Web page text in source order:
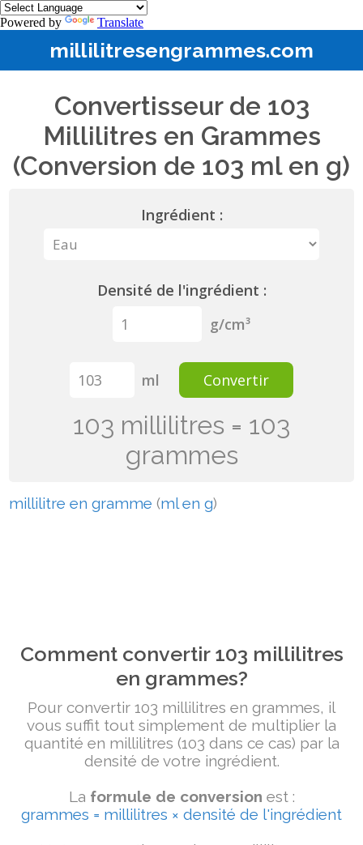
Powered by Translate
millilitresengrammes.com
Convertisseur de 103
Millilitres en Grammes
(Conversion de 103 ml en g)
Ingrédient :
Densité de l'ingrédient :
g/cm³
ml Convertir
103 millilitres = 103
grammes
millilitre en gramme (ml en g)
Comment convertir 103 millilitres
en grammes?
Pour convertir 103 millilitres en grammes, il
vous suffit tout simplement de multiplier la
quantité en millilitres (103 dans ce cas) par la
densité de votre ingrédient.
La formule de conversion est :
grammes = millilitres × densité de l'ingrédient